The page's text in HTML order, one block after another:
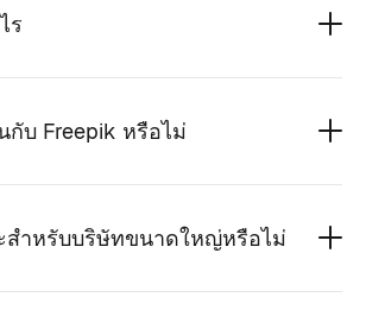
ร
กับ Freepik หรือไม่
สำหรับบริษัทขนาดใหญ่หรือไม่